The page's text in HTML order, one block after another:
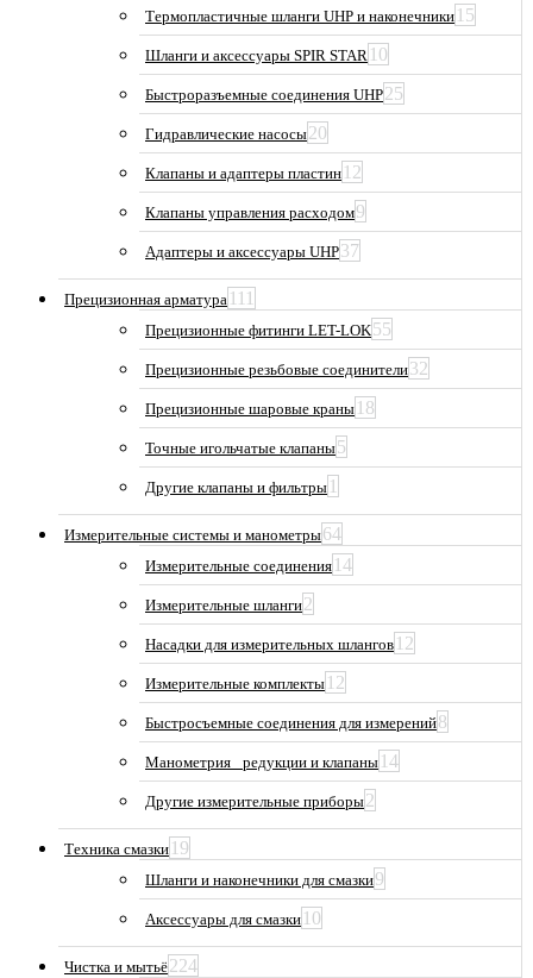
Термопластичные шланги UHP и наконечники 15
Шланги и аксессуары SPIR STAR 10
Быстроразъемные соединения UHP25
Гидравлические насосы20
Клапаны и адаптеры пластин 12
Клапаны управления расходом9
Адаптеры и аксессуары UHP37
Прецизионная арматура 111
Прецизионные фитинги LET-LOK55
Прецизионные резьбовые соединители32
Прецизионные шаровые краны 18
Точные игольчатые клапаны5
Другие клапаны и фильтры 1
Измерительные системы и манометры64
Измерительные соединения 14
Измерительные шланги2
Насадки для измерительных шлангов 12
Измерительные комплекты 12
Быстросъемные соединения для измерений8
Манометрия_ редукции и клапаны 14
Другие измерительные приборы2
Техника смазки 19
Шланги и наконечники для смазки9
Аксессуары для смазки 10
Чистка и мытьё224